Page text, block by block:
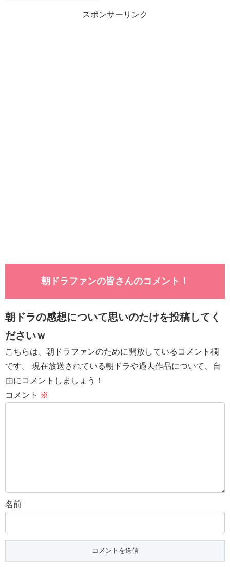
スポンサーリンク
朝ドラファンの皆さんのコメント！
朝ドラの感想について思いのたけを投稿してく
ださいｗ
こちらは、朝ドラファンのために開放しているコメント欄
です。 現在放送されている朝ドラや過去作品について、自
由にコメントしましょう！
コメント ※
名前